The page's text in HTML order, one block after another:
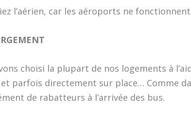
l’aérien, car les aéroports ne
choisi la plupart de nos logements à
et parfois directement sur place… Comme
de rabatteurs à l’arrivée des bus.